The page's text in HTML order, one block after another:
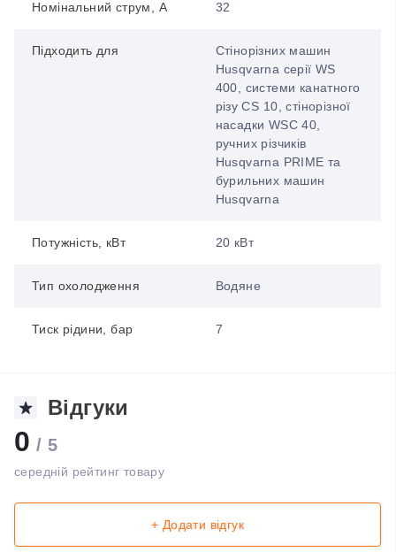
Номінальний струм, А 32
Підходить для
Стінорізних машин
Husqvarna серії WS
400, системи канатного
різу CS 10, стінорізної
насадки WSC 40,
ручних різчиків
Husqvarna PRIME та
бурильних машин
Husqvarna
Потужність, кВт 20 кВт
Тип охолодження Водяне
Тиск рідини, бар 7
Відгуки
0 / 5
середній рейтинг товару
+ Додати відгук